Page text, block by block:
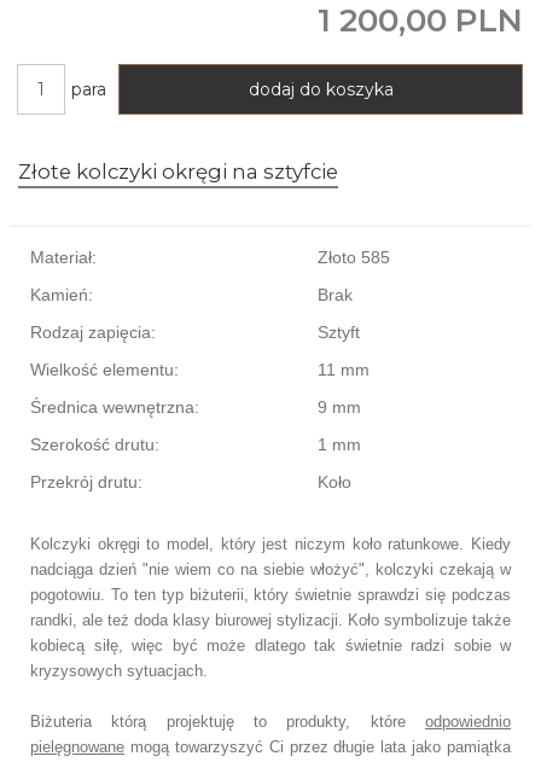
1 200,00 PLN
para dodaj do koszyka
Złote kolczyki okręgi na sztyfcie
Materiał:
Złoto 585
Kamień:
Brak
Rodzaj zapięcia:
Sztyft
Wielkość elementu:
11 mm
Średnica wewnętrzna:
9 mm
Szerokość drutu:
1 mm
Przekrój drutu:
Koło
Kolczyki okręgi to model, który jest niczym koło ratunkowe. Kiedy
nadciąga dzień "nie wiem co na siebie włożyć", kolczyki czekają w
pogotowiu. To ten typ biżuterii, który świetnie sprawdzi się podczas
randki, ale też doda klasy biurowej stylizacji. Koło symbolizuje także
kobiecą siłę, więc być może dlatego tak świetnie radzi sobie w
kryzysowych sytuacjach.
Biżuteria którą projektuję to produkty, które odpowiednio
pielęgnowane mogą towarzyszyć Ci przez długie lata jako pamiątka